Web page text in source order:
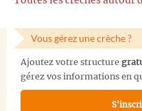
Vous gérez une crèche ?
Ajoutez votre structure
gérez vos informations en